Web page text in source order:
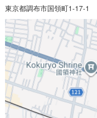
東京都調布市国領町1-17-1